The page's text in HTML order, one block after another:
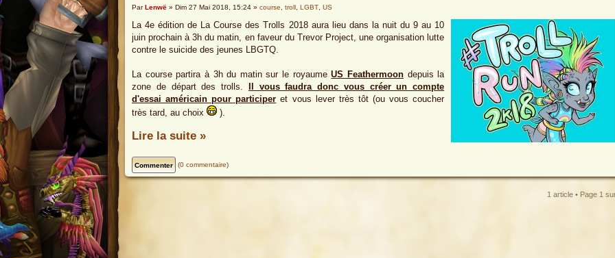
ParLenwë » Dim 27 Mai 2018, 15:24 » course troll LGBT US
La 4e édition de La Course des Trolls 2018 aura lieu dans la nuit du 9 au 10
juin prochain à 3h du matin, en faveur du Trevor Project, une organisation lutte
contre le suicide des jeunes LBGTQ.
La course partira à 3h du matin sur le royaumeUS Feathermoondepuis la
zone de départ des trolls.
Il vous faudra donc vous créer un compte
d'essai américain pour participer et vous lever très tôt (ou vous coucher
très tard, au choix
).
Lire la suite »
(0 commentaire)
1 article • Page1